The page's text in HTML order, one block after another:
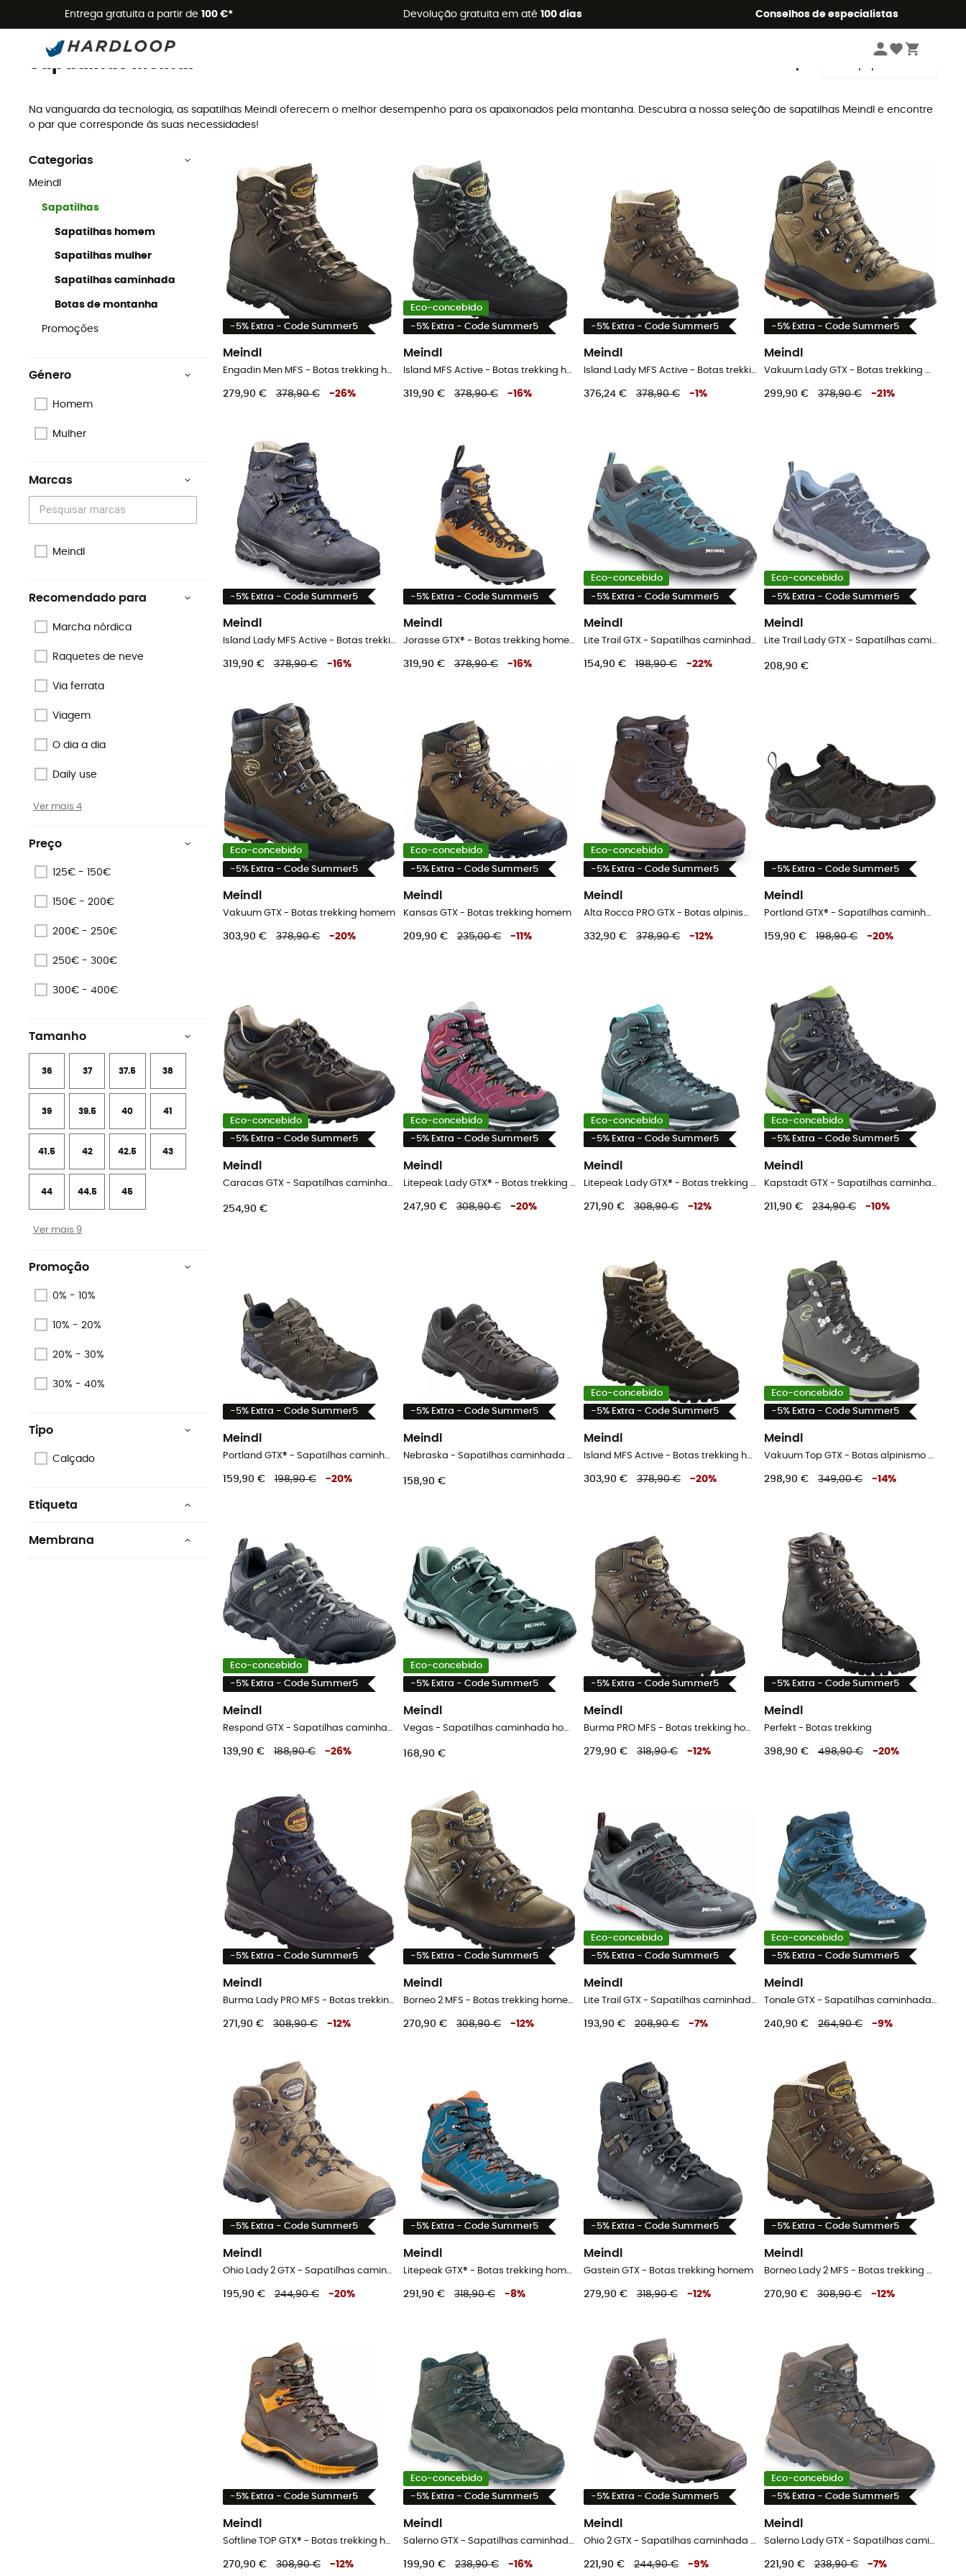
Entrega gratuita a partir de 100 €* Devolução gratuita em até 100 dias Conselhos de especialistas
Promoções de verão 🔥 -5% EXTRA a partir de 2 produtos* com o código Summer5
Marcas Meindl Sapatilhas
Sapatilhas Meindl
Na vanguarda da tecnologia, as sapatilhas Meindl oferecem o melhor desempenho para os apaixonados pela montanha. Descubra a nossa seleção de sapatilhas Meindl e encontre
o par que corresponde às suas necessidades!
Categorias
Meindl
Sapatilhas
Sapatilhas homem
Sapatilhas mulher
Sapatilhas caminhada
Botas de montanha
Promoções
Género
Homem
Mulher
Marcas
Meindl
Recomendado para
Marcha nórdica
Raquetes de neve
Via ferrata
Viagem
O dia a dia
Daily use
Ver mais 4
Preço
125€ - 150€
150€ - 200€
200€ - 250€
250€ - 300€
300€ - 400€
Tamanho
36 37 37.5 38
39 39.5 40 41
41.5 42 42.5 43
44 44.5 45
Ver mais 9
Promoção
0% - 10%
10% - 20%
20% - 30%
30% - 40%
Tipo
Calçado
Etiqueta
Membrana
-5% Extra - Code Summer5
Meindl
Engadin Men MFS - Botas trekking homem
279,90 € 378,90 € -26%
Eco-concebido
-5% Extra - Code Summer5
Meindl
Island MFS Active - Botas trekking homem
319,90 € 378,90 € -16%
-5% Extra - Code Summer5
Meindl
Island Lady MFS Active - Botas trekking mulher
376,24 € 378,90 € -1 %
-5% Extra - Code Summer5
Meindl
Vakuum Lady GTX - Botas trekking mulher
299,90 € 378,90 € -21 %
-5% Extra - Code Summer5
Meindl
Island Lady MFS Active - Botas trekking mulher
319,90 € 378,90 € -16%
-5% Extra - Code Summer5
Meindl
Jorasse GTX® - Botas trekking homem
319,90 € 378,90 € -16%
Eco-concebido
-5% Extra - Code Summer5
Meindl
Lite Trail GTX - Sapatilhas caminhada homem
154,90 € 198,90 € -22%
Eco-concebido
-5% Extra - Code Summer5
Meindl
Lite Trail Lady GTX - Sapatilhas caminhada mulher
208,90 €
Eco-concebido
-5% Extra - Code Summer5
Meindl
Vakuum GTX - Botas trekking homem
303,90 € 378,90 € -20%
Eco-concebido
-5% Extra - Code Summer5
Meindl
Kansas GTX - Botas trekking homem
209,90 € 235,00 € -11 %
Eco-concebido
-5% Extra - Code Summer5
Meindl
Alta Rocca PRO GTX - Botas alpinismo homem
332,90 € 378,90 € -12%
-5% Extra - Code Summer5
Meindl
Portland GTX® - Sapatilhas caminhada homem
159,90 € 198,90 € -20%
Eco-concebido
-5% Extra - Code Summer5
Meindl
Caracas GTX - Sapatilhas caminhada homem
254,90 €
Eco-concebido
-5% Extra - Code Summer5
Meindl
Litepeak Lady GTX® - Botas trekking mulher
247,90 € 308,90 € -20%
Eco-concebido
-5% Extra - Code Summer5
Meindl
Litepeak Lady GTX® - Botas trekking mulher
271,90 € 308,90 € -12%
Eco-concebido
-5% Extra - Code Summer5
Meindl
Kapstadt GTX - Sapatilhas caminhada homem
211,90 € 234,90 € -10%
-5% Extra - Code Summer5
Meindl
Portland GTX® - Sapatilhas caminhada homem
159,90 € 198,90 € -20%
-5% Extra - Code Summer5
Meindl
Nebraska - Sapatilhas caminhada homem
158,90 €
Eco-concebido
-5% Extra - Code Summer5
Meindl
Island MFS Active - Botas trekking homem
303,90 € 378,90 € -20%
Eco-concebido
-5% Extra - Code Summer5
Meindl
Vakuum Top GTX - Botas alpinismo homem
298,90 € 349,00 € -14%
Eco-concebido
-5% Extra - Code Summer5
Meindl
Respond GTX - Sapatilhas caminhada homem
139,90 € 188,90 € -26%
Eco-concebido
-5% Extra - Code Summer5
Meindl
Vegas - Sapatilhas caminhada homem
168,90 €
-5% Extra - Code Summer5
Meindl
Burma PRO MFS - Botas trekking homem
279,90 € 318,90 € -12%
-5% Extra - Code Summer5
Meindl
Perfekt - Botas trekking
398,90 € 498,90 € -20%
-5% Extra - Code Summer5
Meindl
Burma Lady PRO MFS - Botas trekking mulher
271,90 € 308,90 € -12%
-5% Extra - Code Summer5
Meindl
Borneo 2 MFS - Botas trekking homem
270,90 € 308,90 € -12%
Eco-concebido
-5% Extra - Code Summer5
Meindl
Lite Trail GTX - Sapatilhas caminhada homem
193,90 € 208,90 € -7%
Eco-concebido
-5% Extra - Code Summer5
Meindl
Tonale GTX - Sapatilhas caminhada homem
240,90 € 264,90 € -9%
-5% Extra - Code Summer5
Meindl
Ohio Lady 2 GTX - Sapatilhas caminhada mulher
195,90 € 244,90 € -20%
-5% Extra - Code Summer5
Meindl
Litepeak GTX® - Botas trekking homem
291,90 € 318,90 € -8%
-5% Extra - Code Summer5
Meindl
Gastein GTX - Botas trekking homem
279,90 € 318,90 € -12%
-5% Extra - Code Summer5
Meindl
Borneo Lady 2 MFS - Botas trekking mulher
270,90 € 308,90 € -12%
-5% Extra - Code Summer5
Meindl
Softline TOP GTX® - Botas trekking homem
270,90 € 308,90 € -12%
Eco-concebido
-5% Extra - Code Summer5
Meindl
Salerno GTX - Sapatilhas caminhada homem
199,90 € 238,90 € -16%
-5% Extra - Code Summer5
Meindl
Ohio 2 GTX - Sapatilhas caminhada homem
221,90 € 244,90 € -9%
Eco-concebido
-5% Extra - Code Summer5
Meindl
Salerno Lady GTX - Sapatilhas caminhada mulher
221,90 € 238,90 € -7%